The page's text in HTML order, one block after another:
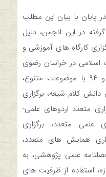
پایان با بیان این مطلب
در این انجمن، دلیل
کارگاه های آموزشی و
اسلامی در خراسان رضوی
و اصفهان در تابستان سال ۹۳ و ۹۴ با موضوعات متنوع،
کلام شیعه، برگزاری
متعدد اردوهای علمی-
متعدد، برگزاری
همایش های متعدد،
علمی پژوهشی، به
استفاده از ظرفیت های